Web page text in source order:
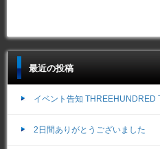
最近の投稿
イベント告知 THREEHUNDRED
2日間ありがとうございました